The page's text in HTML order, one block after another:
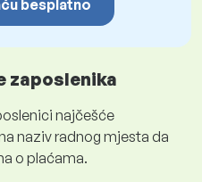
besplatno
zaposlenika
najčešće
naziv radnog mjesta da
o plaćama.